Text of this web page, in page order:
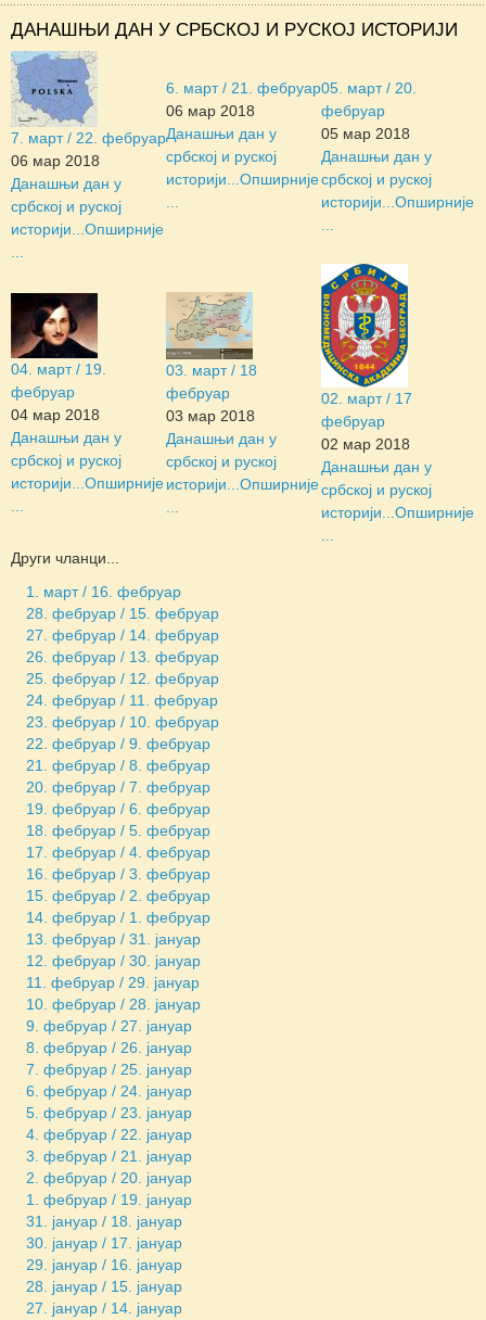
ДАНАШЊИ ДАН У СРБСКОЈ И РУСКОЈ ИСТОРИЈИ
7. март / 22. фебруар
06 мар 2018
Данашњи дан у
србској и руској
историји... Опширније
6. март / 21. фебруар
06 мар 2018
Данашњи дан у
србској и руској
историји... Опширније
05. март / 20.
фебруар
05 мар 2018
Данашњи дан у
србској и руској
историји... Опширније
04. март / 19.
фебруар
04 мар 2018
Данашњи дан у
србској и руској
историји... Опширније
03. март / 18
фебруар
03 мар 2018
Данашњи дан у
србској и руској
историји... Опширније
02. март / 17
фебруар
02 мар 2018
Данашњи дан у
србској и руској
историји... Опширније
Други чланци...
1. март / 16. фебруар
28. фебруар / 15. фебруар
27. фебруар / 14. фебруар
26. фебруар / 13. фебруар
25. фебруар / 12. фебруар
24. фебруар / 11. фебруар
23. фебруар / 10. фебруар
22. фебруар / 9. фебруар
21. фебруар / 8. фебруар
20. фебруар / 7. фебруар
19. фебруар / 6. фебруар
18. фебруар / 5. фебруар
17. фебруар / 4. фебруар
16. фебруар / 3. фебруар
15. фебруар / 2. фебруар
14. фебруар / 1. фебруар
13. фебруар / 31. јануар
12. фебруар / 30. јануар
11. фебруар / 29. јануар
10. фебруар / 28. јануар
9. фебруар / 27. јануар
8. фебруар / 26. јануар
7. фебруар / 25. јануар
6. фебруар / 24. јануар
5. фебруар / 23. јануар
4. фебруар / 22. јануар
3. фебруар / 21. јануар
2. фебруар / 20. јануар
1. фебруар / 19. јануар
31. јануар / 18. јануар
30. јануар / 17. јануар
29. јануар / 16. јануар
28. јануар / 15. јануар
27. јануар / 14. јануар